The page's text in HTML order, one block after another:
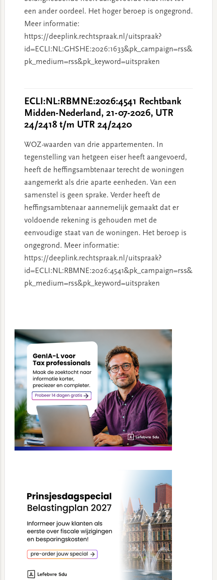
een ander oordeel. Het hoger beroep is ongegrond.
Meer informatie:
https://deeplink.rechtspraak.nl/uitspraak?
id=ECLI:NL:GHSHE:2026:1633&pk_campaign=rss&
pk_medium=rss&pk_keyword=uitspraken
ECLI:NL:RBMNE:2026:4541 Rechtbank
Midden-Nederland, 21-07-2026, UTR
24/2418 t/m UTR 24/2420
WOZ-waarden van drie appartementen. In
tegenstelling van hetgeen eiser heeft aangevoerd,
heeft de heffingsambtenaar terecht de woningen
aangemerkt als drie aparte eenheden. Van een
samenstel is geen sprake. Verder heeft de
heffingsambtenaar aannemelijk gemaakt dat er
voldoende rekening is gehouden met de
eenvoudige staat van de woningen. Het beroep is
ongegrond. Meer informatie:
https://deeplink.rechtspraak.nl/uitspraak?
id=ECLI:NL:RBMNE:2026:4541&pk_campaign=rss&
pk_medium=rss&pk_keyword=uitspraken
Sidebar